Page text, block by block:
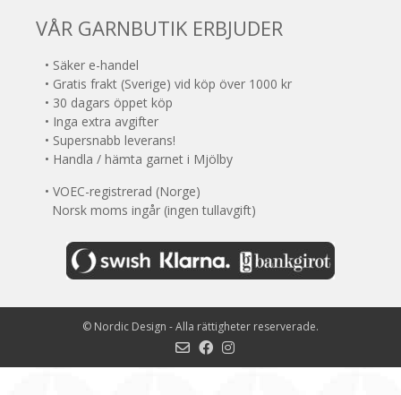
VÅR GARNBUTIK ERBJUDER
• Säker e-handel
• Gratis frakt (Sverige) vid köp över 1000 kr
• 30 dagars öppet köp
• Inga extra avgifter
• Supersnabb leverans!
• Handla / hämta garnet i Mjölby
• VOEC-registrerad (Norge)
Norsk moms ingår (ingen tullavgift)
© Nordic Design - Alla rättigheter reserverade.